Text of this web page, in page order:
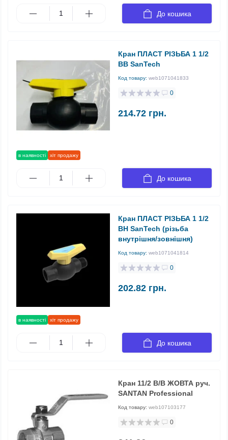
До кошика
в наявності хіт продажу
Кран ПЛАСТ РІЗЬБА 1 1/2
ВВ SanTech
Код товару: web1071041833
0
214.72 грн.
До кошика
в наявності хіт продажу
Кран ПЛАСТ РІЗЬБА 1 1/2
ВН SanTech (різьба
внутрішня/зовнішня)
Код товару: web1071041814
0
202.82 грн.
До кошика
Кран 11/2 В/В ЖОВТА руч.
SANTAN Professional
Код товару: web107103177
0